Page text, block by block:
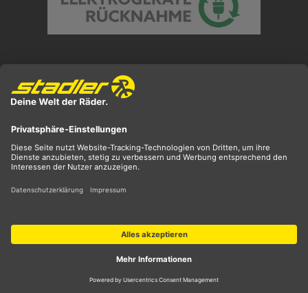
** ehemaliger UVP
*** Preis entspricht unserem Markteinführungspreis
der aktuellen Saison